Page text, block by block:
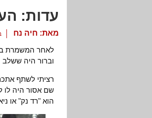
עדות:
מאת: חיה נח ב-
לאחר המשמרת
וברור היה ששלב
רציתי לשתף
שם אסור היה לו
הוא "רד נק" או